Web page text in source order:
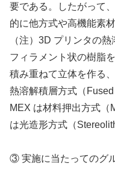
要である。したがって
的に他方式や高機能素
（注）3D プリンタの
フィラメント状の樹脂
積み重ねて立体を作る
熱溶解積層方式（
MEX は材料押出方式（
は光造形方式（
③ 実施に当たってのグ